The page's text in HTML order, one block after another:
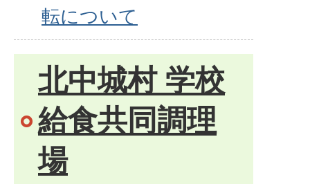
転について
北中城村 学校
給食共同調理
場